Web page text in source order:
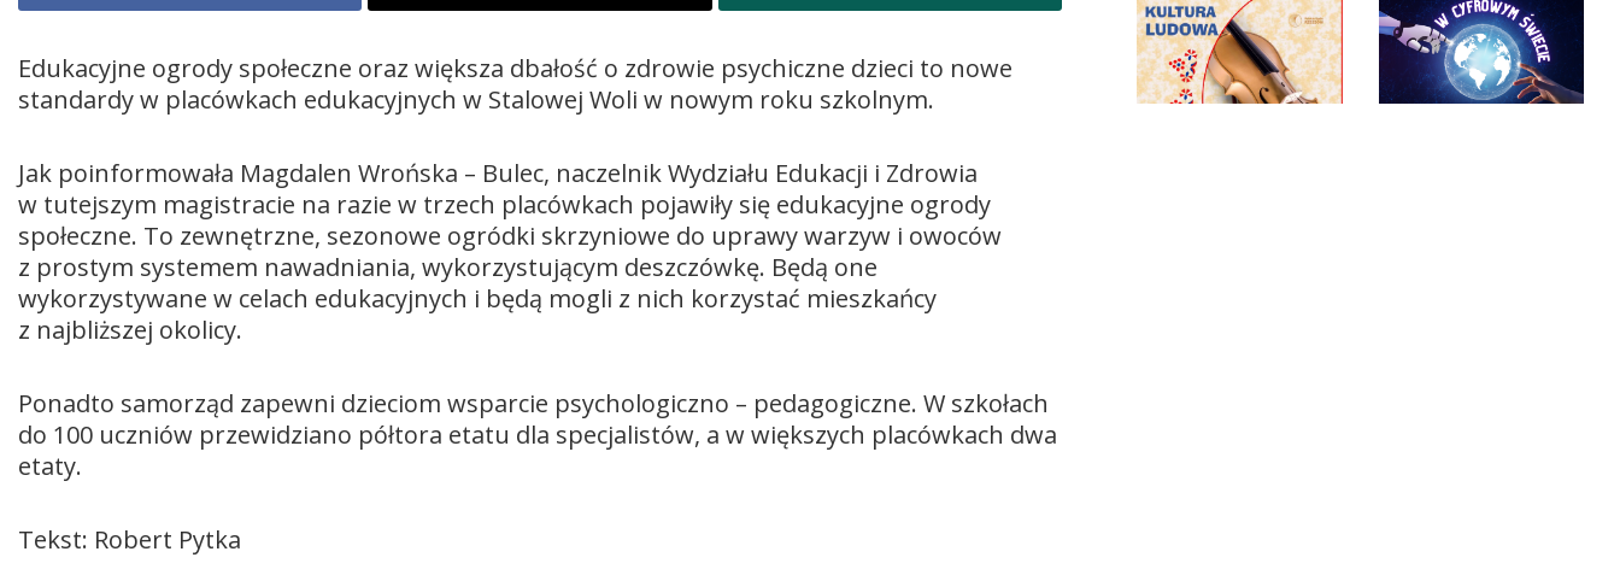
Edukacyjne ogrody społeczne oraz większa dbałość o zdrowie psychiczne dzieci to nowe
standardy w placówkach edukacyjnych w Stalowej Woli w nowym roku szkolnym.
Jak poinformowała Magdalen Wrońska – Bulec, naczelnik Wydziału Edukacji i Zdrowia
w tutejszym magistracie na razie w trzech placówkach pojawiły się edukacyjne ogrody
społeczne. To zewnętrzne, sezonowe ogródki skrzyniowe do uprawy warzyw i owoców
z prostym systemem nawadniania, wykorzystującym deszczówkę. Będą one
wykorzystywane w celach edukacyjnych i będą mogli z nich korzystać mieszkańcy
z najbliższej okolicy.
Ponadto samorząd zapewni dzieciom wsparcie psychologiczno – pedagogiczne. W szkołach
do 100 uczniów przewidziano półtora etatu dla specjalistów, a w większych placówkach dwa
etaty.
Tekst: Robert Pytka